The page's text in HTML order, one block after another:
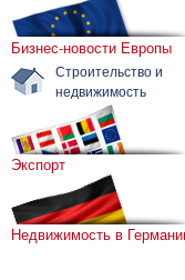
Бизнес-новости Европы
Строительство и
недвижимость
Экспорт
Недвижимость в